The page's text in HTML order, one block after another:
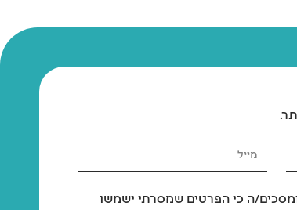
ה כי הפרטים שמסרתי ישמשו